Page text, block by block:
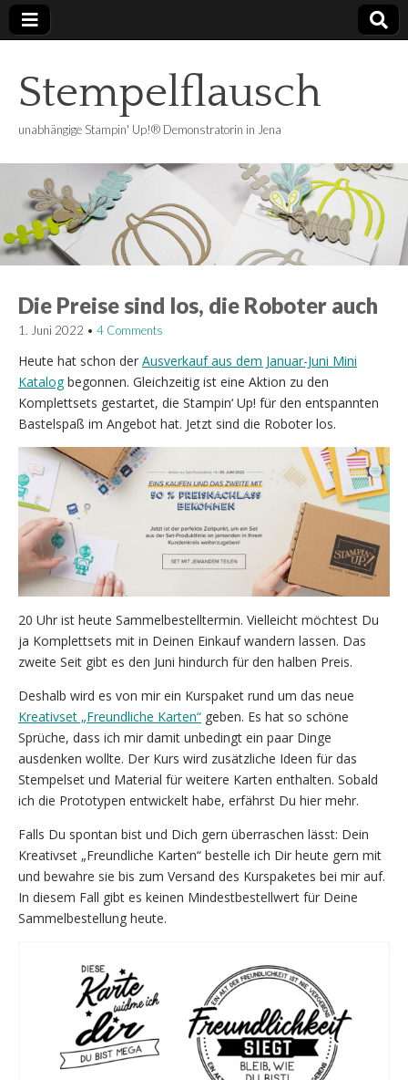
Stempelflausch
unabhängige Stampin' Up!® Demonstratorin in Jena
Die Preise sind los, die Roboter auch
1. Juni 2022 • 4 Comments
Heute hat schon der Ausverkauf aus dem Januar-Juni Mini
Katalogbegonnen. Gleichzeitig ist eine Aktion zu den
Komplettsets gestartet, die Stampin‘ Up! für den entspannten
Bastelspaß im Angebot hat. Jetzt sind die Roboter los.
20 Uhr ist heute Sammelbestelltermin. Vielleicht möchtest Du
ja Komplettsets mit in Deinen Einkauf wandern lassen. Das
zweite Seit gibt es den Juni hindurch für den halben Preis.
Deshalb wird es von mir ein Kurspaket rund um das neue
Kreativset „Freundliche Karten“ geben. Es hat so schöne
Sprüche, dass ich mir damit unbedingt ein paar Dinge
ausdenken wollte. Der Kurs wird zusätzliche Ideen für das
Stempelset und Material für weitere Karten enthalten. Sobald
ich die Prototypen entwickelt habe, erfährst Du hier mehr.
Falls Du spontan bist und Dich gern überraschen lässt: Dein
Kreativset „Freundliche Karten“ bestelle ich Dir heute gern mit
und bewahre sie bis zum Versand des Kurspaketes bei mir auf.
In diesem Fall gibt es keinen Mindestbestellwert für Deine
Sammelbestellung heute.